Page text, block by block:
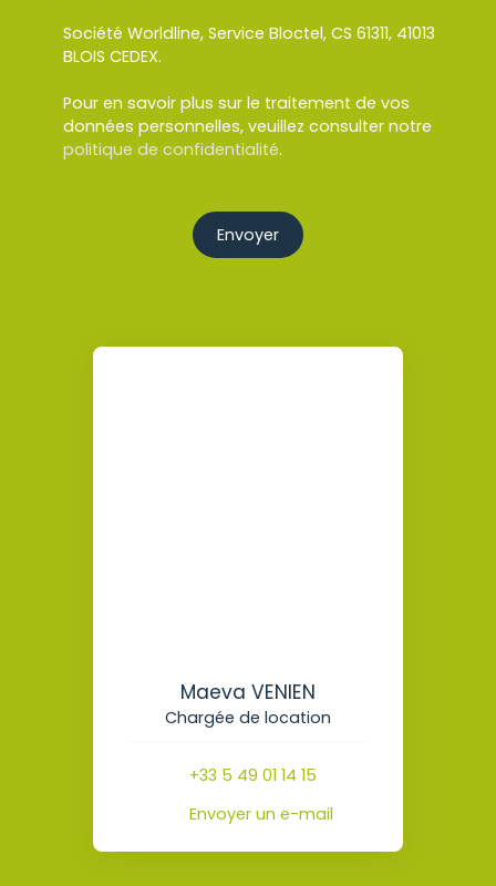
Société Worldline, Service Bloctel, CS 61311, 41013
BLOIS CEDEX.
Pour en savoir plus sur le traitement de vos
données personnelles, veuillez consulter notre
politique de confidentialité.
Envoyer
Maeva VENIEN
Chargée de location
+33 5 49 01 14 15
Envoyer un e-mail